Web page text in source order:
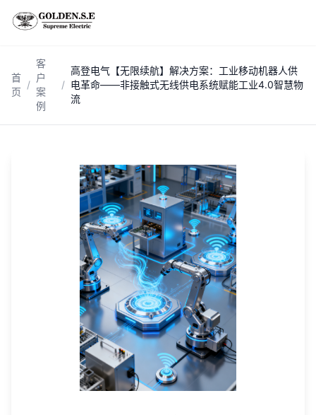
跳到主内容
首
页
/
客
户
案
例
/
高登电气【无限续航】解决方案：工业移动机器人供
电革命——非接触式无线供电系统赋能工业4.0智慧物
流